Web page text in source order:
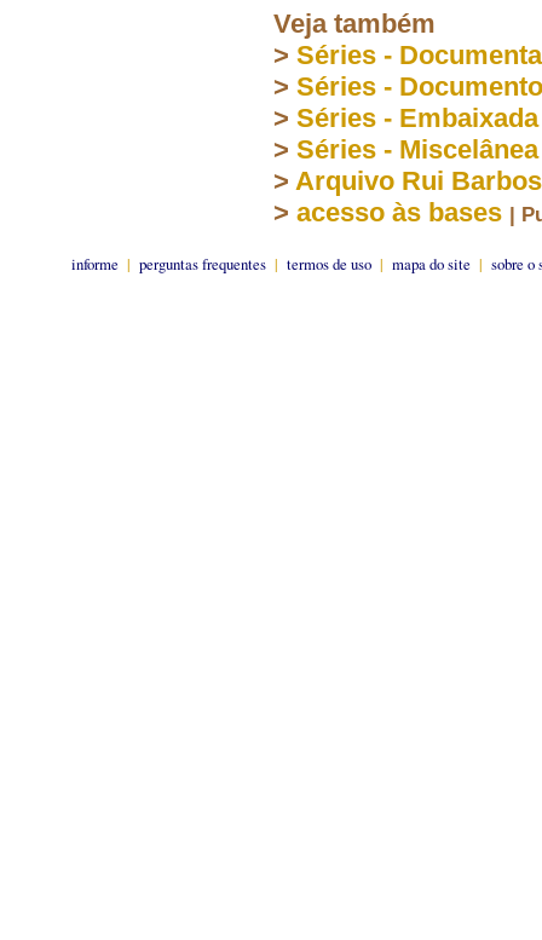
Veja também
> Séries -
> Séries -
> Séries -
> Séries - Miscelânea
> Arquivo Rui
> acesso às bases |
informe | perguntas frequentes | termos de uso | mapa do site | sobre o